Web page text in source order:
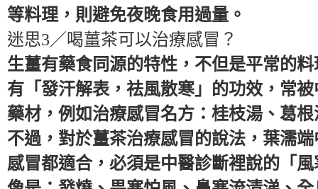
等料理，則避免夜晚食用過量。
迷思3／喝薑茶可以治療感冒？
生薑有藥食同源的特性，不但是平常的
有「發汗解表，祛風散寒」的功效，常
藥材，例如治療感冒名方：桂枝湯、葛根
不過，對於薑茶治療感冒的說法，葉濡
感冒都適合，必須是中醫診斷裡說的「